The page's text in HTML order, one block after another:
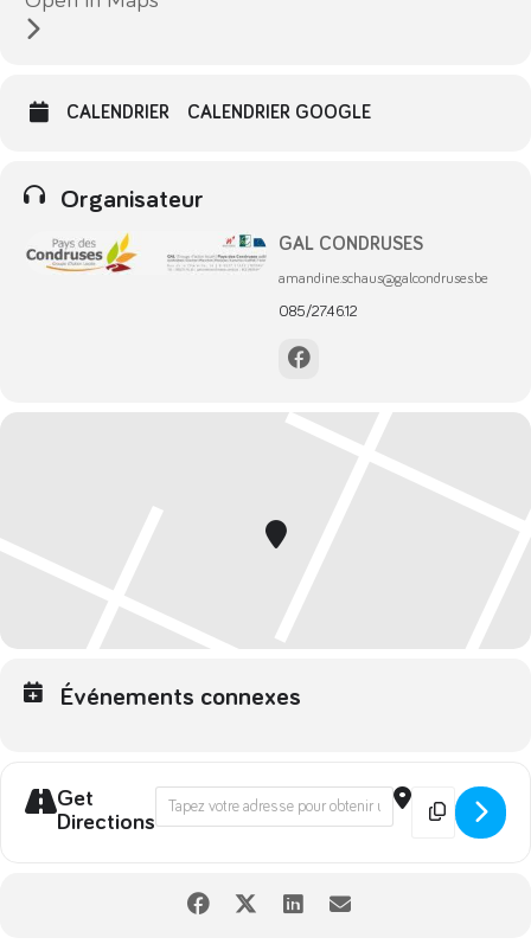
CALENDRIER CALENDRIER GOOGLE
Organisateur
GAL CONDRUSES
amandine.schaus@galcondruses.be
085/27.46.12
Événements connexes
Get
Directions
Address - Fête de la biodiversité du
Destination